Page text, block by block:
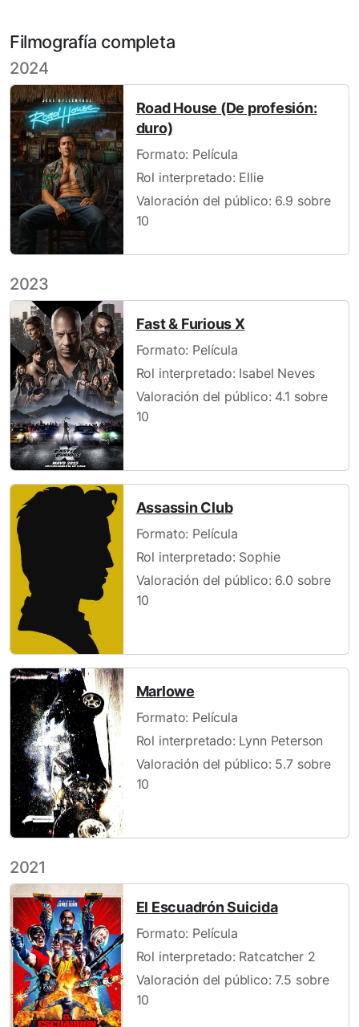
Filmografía completa
2024
Road House (De profesión:
duro)
Formato: Película
Rol interpretado: Ellie
Valoración del público: 6.9 sobre
10
2023
Fast & Furious X
Formato: Película
Rol interpretado: Isabel Neves
Valoración del público: 4.1 sobre
10
Assassin Club
Formato: Película
Rol interpretado: Sophie
Valoración del público: 6.0 sobre
10
Marlowe
Formato: Película
Rol interpretado: Lynn Peterson
Valoración del público: 5.7 sobre
10
2021
El Escuadrón Suicida
Formato: Película
Rol interpretado: Ratcatcher 2
Valoración del público: 7.5 sobre
10